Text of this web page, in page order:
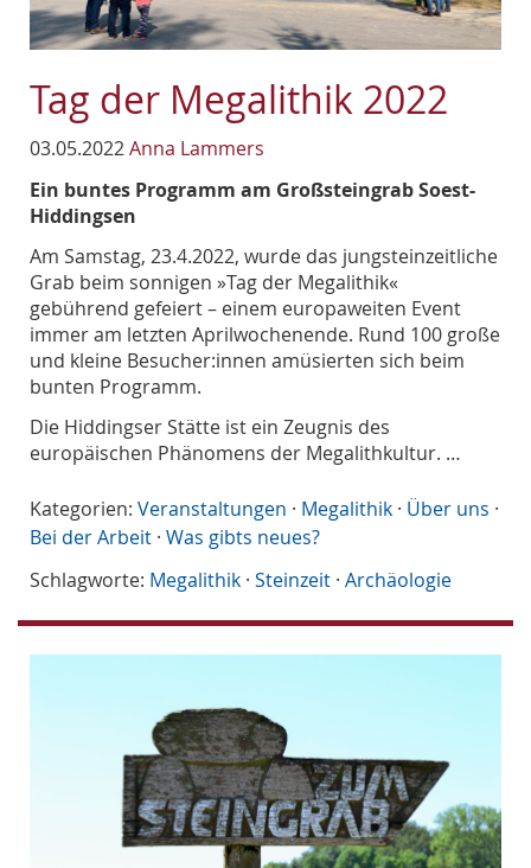
Tag der Megalithik 2022
03.05.2022Anna Lammers
Ein buntes Programm am Großsteingrab Soest-
Hiddingsen
Am Samstag, 23.4.2022, wurde das jungsteinzeitliche
Grab beim sonnigen »Tag der Megalithik«
gebührend gefeiert – einem europaweiten Event
immer am letzten Aprilwochenende. Rund 100 große
und kleine Besucher:innen amüsierten sich beim
bunten Programm.
Die Hiddingser Stätte ist ein Zeugnis des
europäischen Phänomens der Megalithkultur. …
Kategorien: Veranstaltungen · Megalithik · Über uns ·
Bei der Arbeit · Was gibts neues?
Schlagworte: Megalithik · Steinzeit · Archäologie